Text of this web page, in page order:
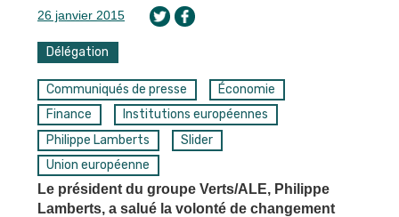
26 janvier 2015
Délégation
Communiqués de presse
Économie
Finance
Institutions européennes
Philippe Lamberts
Slider
Union européenne
Le président du groupe Verts/ALE, Philippe
Lamberts, a salué la volonté de changement